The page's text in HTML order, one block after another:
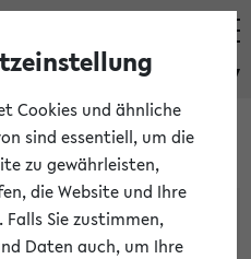
eKVV
Cookies und ähnliche
sind essentiell, um die
zu gewährleisten,
die Website und Ihre
Falls Sie zustimmen,
Daten auch, um Ihre